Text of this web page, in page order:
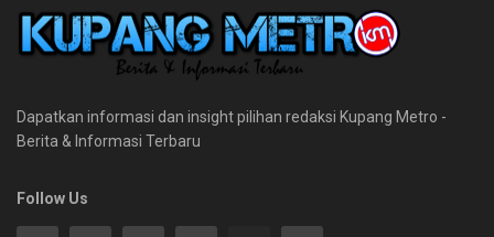
Dapatkan informasi dan insight pilihan redaksi Kupang Metro -
Berita & Informasi Terbaru
Follow Us